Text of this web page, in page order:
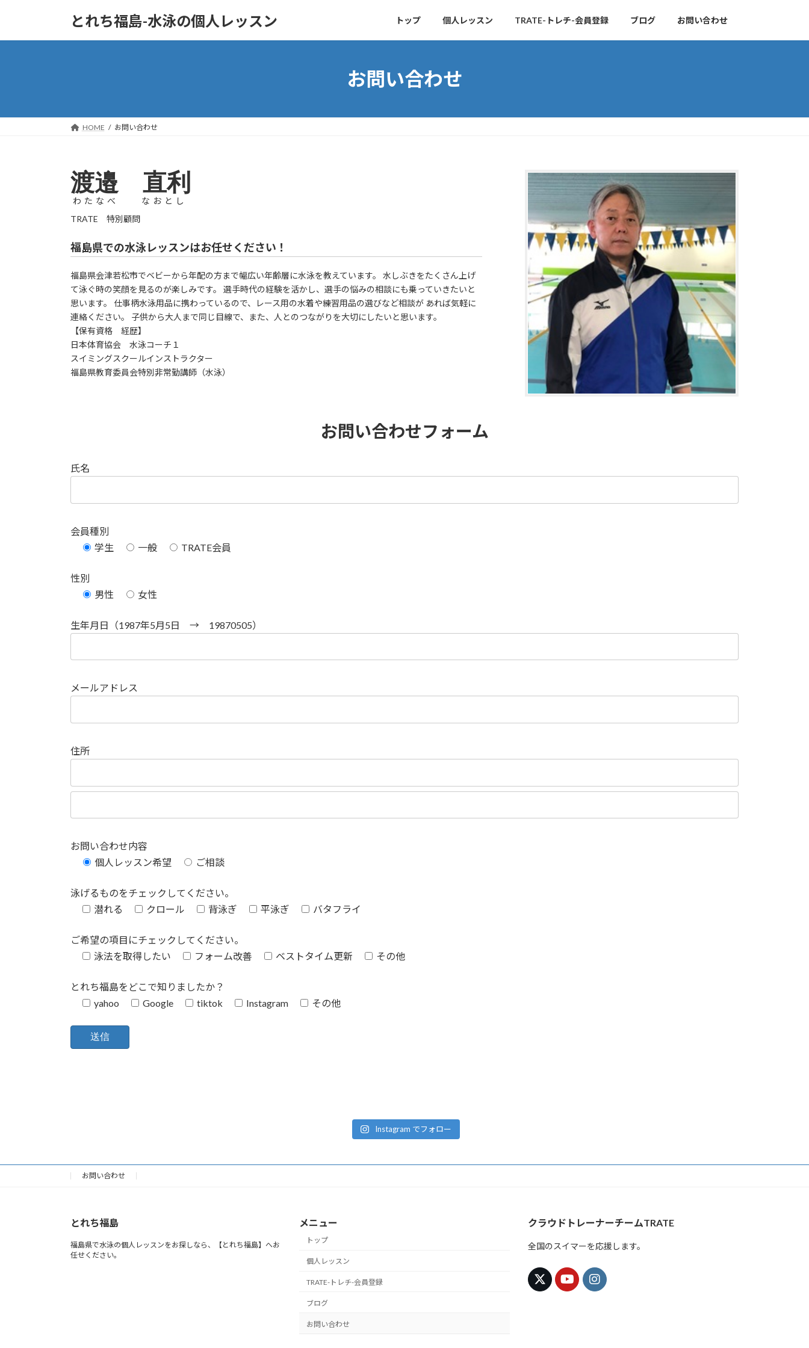
とれち福島-水泳の個人レッスン トップ 個人レッスン TRATE-トレチ-会員登録 ブログ お問い合わせ
お問い合わせ
HOME お問い合わせ
渡邉 直利
わたなべ なおとし
TRATE 特別顧問
福島県での水泳レッスンはお任せください！
福島県会津若松市でベビーから年配の方まで幅広い年齢層に水泳を教えています。 水しぶきをたくさん上げ
て泳ぐ時の笑顔を見るのが楽しみです。 選手時代の経験を活かし、選手の悩みの相談にも乗っていきたいと
思います。 仕事柄水泳用品に携わっているので、レース用の水着や練習用品の選びなど相談が あれば気軽に
連絡ください。 子供から大人まで同じ目線で、また、人とのつながりを大切にしたいと思います。
【保有資格 経歴】
日本体育協会 水泳コーチ１
スイミングスクールインストラクター
福島県教育委員会特別非常勤講師（水泳）
お問い合わせフォーム
氏名
会員種別
学生
一般 TRATE会員
性別
男性
女性
生年月日（1987年5月5日 → 19870505）
メールアドレス
住所
お問い合わせ内容
個人レッスン希望
ご相談
泳げるものをチェックしてください。
潜れる
クロール 背泳ぎ 平泳ぎ バタフライ
ご希望の項目にチェックしてください。
泳法を取得したい
フォーム改善 ベストタイム更新 その他
とれち福島をどこで知りましたか？
yahoo
Google tiktok Instagram その他
Instagram でフォロー
お問い合わせ
とれち福島
福島県で水泳の個人レッスンをお探しなら、【とれち福島】へお
任せください。
メニュー
トップ
個人レッスン
TRATE-トレチ-会員登録
ブログ
お問い合わせ
クラウドトレーナーチームTRATE
全国のスイマーを応援します。